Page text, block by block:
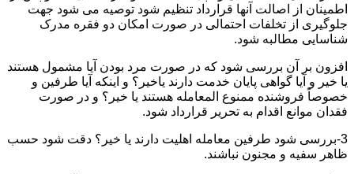
اطمینان از اصالت آنها قرارداد تنظیم شود توصیه می شود جهت
جلوگیری از تخلفات احتمالی در صورت امکان دو فقره مدرک
شناسایی مطالبه شود.
افزون بر آن بررسی شود که در صورت مرد بودن آیا مشمول هستند
یا خیر و آیا گواهی پایان خدمت دارند یاخیر؟ و اینکه آیا طرفین و
خصوصاً فروشنده ممنوع المعامله هستند یا خیر؟ و در صورت
فقدان موانع اقدام به تحریر قرارداد شود.
3-بررسی شود طرفین معامله اهلیت دارند یا خیر؟ دقت شود حسب
ظاهر سفیه و مجنون نباشند.